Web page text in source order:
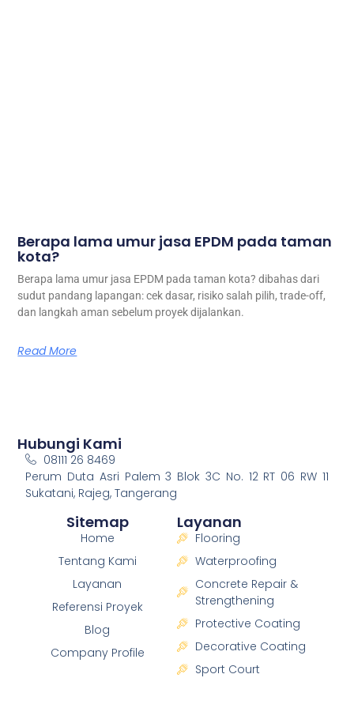
Berapa lama umur jasa EPDM pada taman
kota?
Berapa lama umur jasa EPDM pada taman kota? dibahas dari
sudut pandang lapangan: cek dasar, risiko salah pilih, trade-off,
dan langkah aman sebelum proyek dijalankan.
Read More
Hubungi Kami
08111 26 8469
Perum Duta Asri Palem 3 Blok 3C No. 12 RT 06 RW 11
Sukatani, Rajeg, Tangerang
Sitemap
Home
Tentang Kami
Layanan
Referensi Proyek
Blog
Company Profile
Layanan
Flooring
Waterproofing
Concrete Repair &
Strengthening
Protective Coating
Decorative Coating
Sport Court